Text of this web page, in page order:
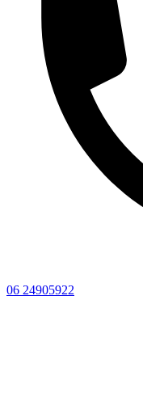
06 24905922